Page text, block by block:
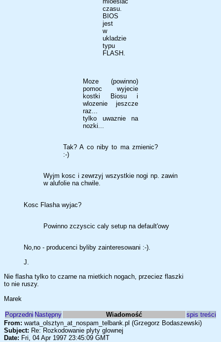
czasu.
BIOS
jest
w
ukladzie
typu
FLASH.
Moze (powinno)
pomoc wyjecie
kostki Biosu i
wlozenie jeszcze
raz...
tylko uwaznie na
nozki...
Tak? A co niby to ma zmienic?
:-)
Wyjm kosc i zewrzyj wszystkie nogi np. zawin
w alufolie na chwile.
Kosc Flasha wyjac?
Powinno zczyscic caly setup na default'owy
No,no - producenci byliby zainteresowani :-).
J.
Nie flasha tylko to czarne na mietkich nogach, przeciez flaszki
to nie ruszy.
Marek
Poprzedni Następny Wiadomość
spis treści
From: warta_olsztyn_at_nospam_telbank.pl (Grzegorz Bodaszewski)
Subject: Re: Rozkodowanie plyty glownej
Date: Fri, 04 Apr 1997 23:45:09 GMT